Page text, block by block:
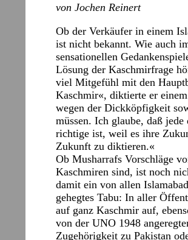
von Jochen Reinert
Ob der Verkäufer in einem
ist nicht bekannt. Wie auch
sensationellen
Lösung der Kaschmirfrage
viel Mitgefühl mit den
Kaschmir«, diktierte er
wegen der Dickköpfigkeit
müssen. Ich glaube, daß
richtige ist, weil es ihre
Zukunft zu diktieren.«
Ob Musharrafs Vorschläge
Kaschmiren sind, ist noch
damit ein von allen
gehegtes Tabu: In aller
auf ganz Kaschmir auf,
von der UNO 1948
Zugehörigkeit zu Pakistan